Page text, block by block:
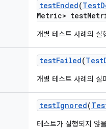
testEnded(Test
Metric> test
개별 테스트 사례의 실
testFailed(Test
개별 테스트 사례의 실
testIgnored(
테스트가 실행되지 않